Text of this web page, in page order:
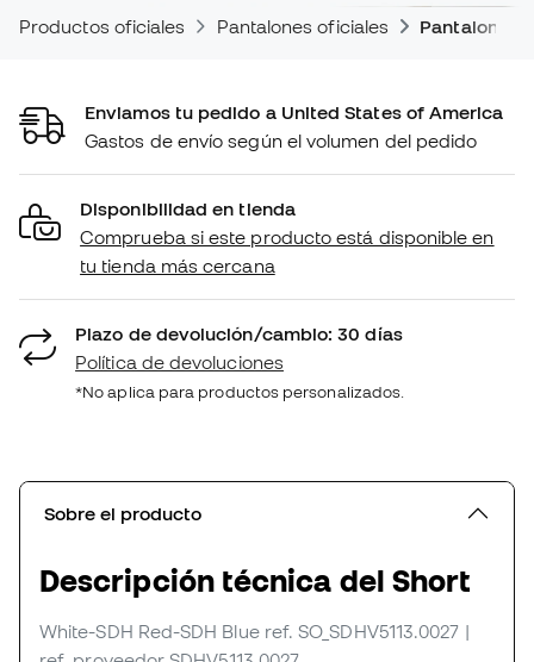
Productos oficiales Pantalones oficiales Pantalones
Enviamos tu pedido a United States of America
Gastos de envío según el volumen del pedido
Disponibilidad en tienda
Comprueba si este producto está disponible en
tu tienda más cercana
Plazo de devolución/cambio: 30 días
Política de devoluciones
*No aplica para productos personalizados.
Sobre el producto
Descripción técnica del Short
White-SDH Red-SDH Blue ref. SO_SDHV5113.0027 |